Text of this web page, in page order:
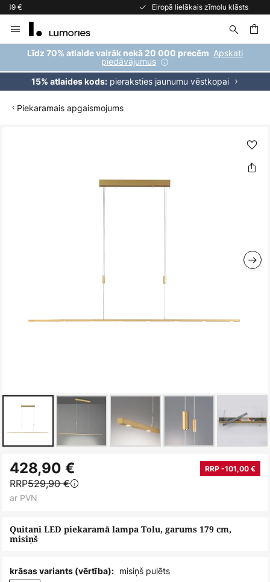
Eiropā lielākais zīmolu klāsts
to
Content
Līdz 70% atlaide vairāk nekā 20 000 precēm Apskati
piedāvājumus
15% atlaides kods:pieraksties jaunumu vēstkopai
Piekaramais apgaismojums
uz
galerijas
sākumu
Quitani LED piekaramā lampa Tolu, garums 179 cm,
misiņš
428,90 € RRP -101,00 €
RRP529,90 €
ar PVN
krāsas variants (vērtība): misiņš pulēts